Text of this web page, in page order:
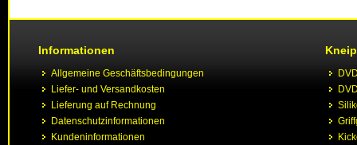
Informationen
Allgemeine Geschäftsbedingungen
Liefer- und Versandkosten
Lieferung auf Rechnung
Datenschutzinformationen
Kundeninformationen